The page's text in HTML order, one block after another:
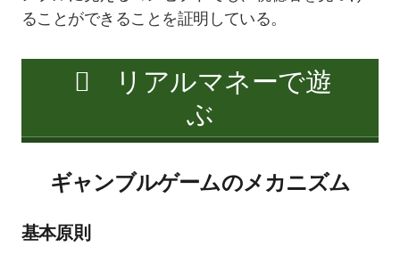
ることができることを証明している。
リアルマネーで遊
ぶ
ギャンブルゲームのメカニズム
基本原則